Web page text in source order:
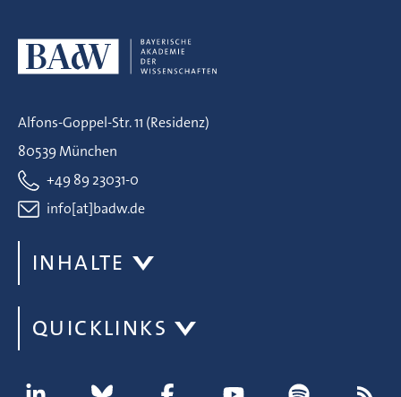
Alfons-Goppel-Str. 11 (Residenz)
80539 München
+49 89 23031-0
info[at]badw.de
INHALTE
QUICKLINKS